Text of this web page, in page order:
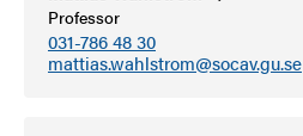
Professor
031-786 48 30
mattias.wahlstrom@socav.gu.se